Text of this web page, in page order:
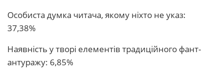
Особиста думка читача, якому ніхто не указ:
37,38%
Наявність у творі елементів традиційного фант-
антуражу: 6,85%